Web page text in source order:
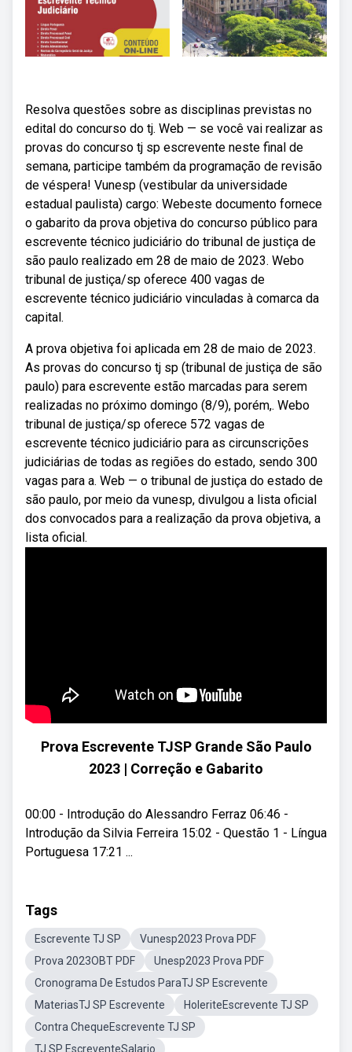
Resolva questões sobre as disciplinas previstas no
edital do concurso do tj. Web — se você vai realizar as
provas do concurso tj sp escrevente neste final de
semana, participe também da programação de revisão
de véspera! Vunesp (vestibular da universidade
estadual paulista) cargo: Webeste documento fornece
o gabarito da prova objetiva do concurso público para
escrevente técnico judiciário do tribunal de justiça de
são paulo realizado em 28 de maio de 2023. Webo
tribunal de justiça/sp oferece 400 vagas de
escrevente técnico judiciário vinculadas à comarca da
capital.
A prova objetiva foi aplicada em 28 de maio de 2023.
As provas do concurso tj sp (tribunal de justiça de são
paulo) para escrevente estão marcadas para serem
realizadas no próximo domingo (8/9), porém,. Webo
tribunal de justiça/sp oferece 572 vagas de
escrevente técnico judiciário para as circunscrições
judiciárias de todas as regiões do estado, sendo 300
vagas para a. Web — o tribunal de justiça do estado de
são paulo, por meio da vunesp, divulgou a lista oficial
dos convocados para a realização da prova objetiva, a
lista oficial.
Prova Escrevente TJSP Grande São Paulo
2023 | Correção e Gabarito
00:00 - Introdução do Alessandro Ferraz 06:46 -
Introdução da Silvia Ferreira 15:02 - Questão 1 - Língua
Portuguesa 17:21 ...
Tags
Escrevente TJ SP
Vunesp2023 Prova PDF
Prova 2023OBT PDF
Unesp2023 Prova PDF
Cronograma De Estudos ParaTJ SP Escrevente
MateriasTJ SP Escrevente
HoleriteEscrevente TJ SP
Contra ChequeEscrevente TJ SP
TJ SP EscreventeSalario